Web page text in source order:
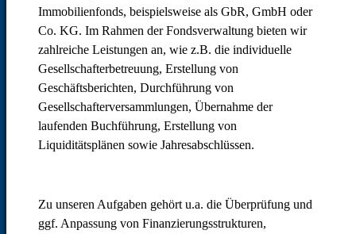
Immobilienfonds, beispielsweise als GbR, GmbH oder
Co. KG. Im Rahmen der Fondsverwaltung bieten wir
zahlreiche Leistungen an, wie z.B. die individuelle
Gesellschafterbetreuung, Erstellung von
Geschäftsberichten, Durchführung von
Gesellschafterversammlungen, Übernahme der
laufenden Buchführung, Erstellung von
Liquiditätsplänen sowie Jahresabschlüssen.
Zu unseren Aufgaben gehört u.a. die Überprüfung und
ggf. Anpassung von Finanzierungsstrukturen,